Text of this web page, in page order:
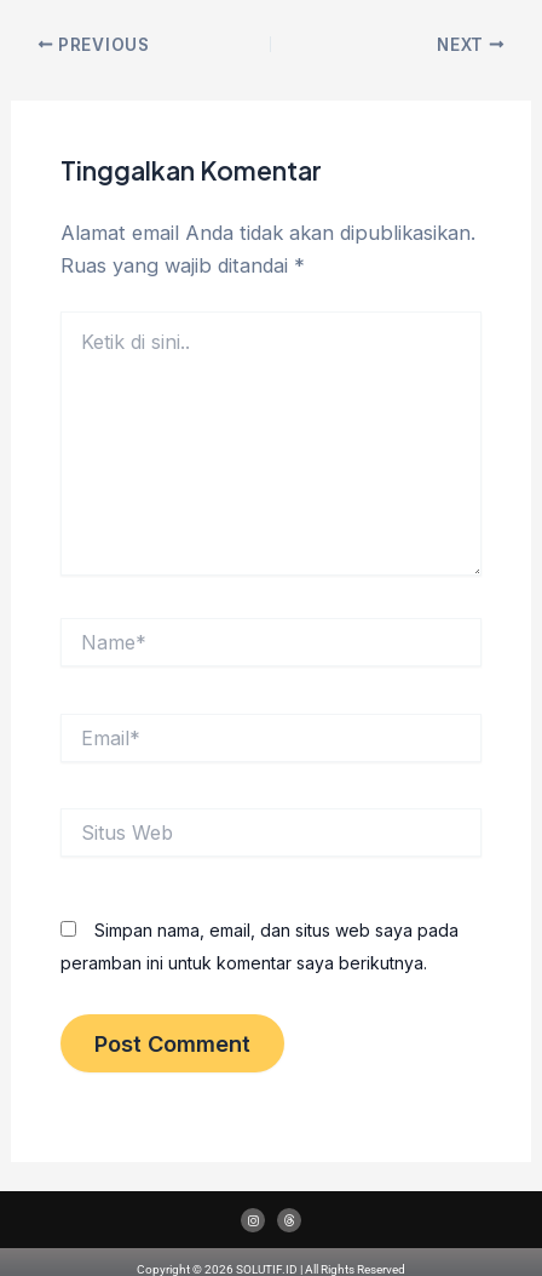
PREVIOUS NEXT
Tinggalkan Komentar
Alamat email Anda tidak akan dipublikasikan.
Ruas yang wajib ditandai *
Web
Simpan nama, email, dan situs web saya pada
peramban ini untuk komentar saya berikutnya.
I
n
s
g
T
h
r
d
Copyright © 2026 SOLUTIF.ID | All Rights Reserved